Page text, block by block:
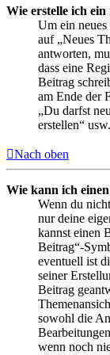
Wie erstelle ich
Um ein
auf „Neues
antworten,
dass eine
Beitrag
am Ende der
„Du darfst
erstellen“ usw.
Nach oben
Wie kann ich
Wenn du
nur deine
kannst einen
Beitrag“-
eventuell ist
seiner
Beitrag
sowohl die
wenn noch